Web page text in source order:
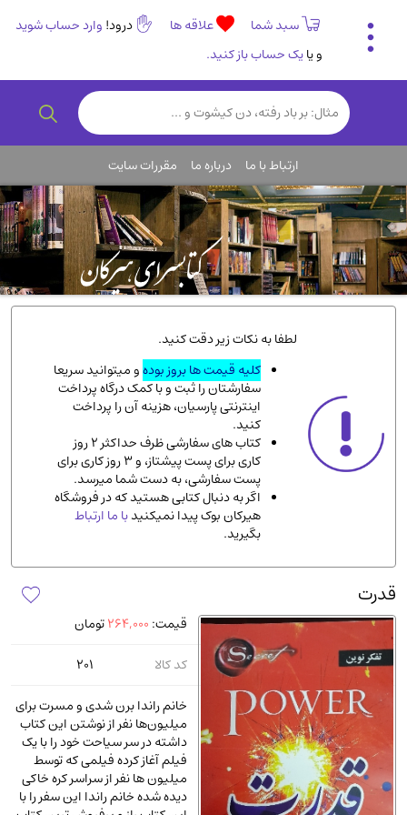
سبد شما علاقه ها درود! وارد حساب شوید
و یایک حساب باز کنید.
تاریخی و فرهنگی
(838)
رمان و داستان ایرانی(307)
روانشناسی(357)
انگلیسی و زبان خارجی(14)
کودکان و نوجوانان(76)
کتب نادر و کمیاب(19)
روانشناسی(112)
طب گیاهی و سنتی(45)
فلسفه و جامعه شناسی(151)
ادبیات و شعر
ادیان و مذاهب
دانشگاهی و آموزشی
اقتصادی، بازاریابی و مالی(56)
پزشکی(140)
کامپیوتر و نرم افزار
ورزشی و تربیت بدنی(34)
آشپزی و خوراکی(25)
سرگرمی و بازی(7)
سیاسی(116)
رمان و داستان خارجی(489)
حقوقی و قانون
کتاب های مصور رنگی و گلاسه(23)
ارتباط با ما درباره ما مقررات سایت
لطفا به نکات زیر دقت کنید.
کلیه قیمت ها بروز بودهو میتوانید سریعا
سفارشتان را ثبت و با کمک درگاه پرداخت
اینترنتی پارسیان، هزینه آن را پرداخت
کنید.
کتاب های سفارشی ظرف حداکثر 2 روز
کاری برای پست پیشتاز، و 3 روز کاری برای
پست سفارشی، به دست شما میرسد.
اگر به دنبال کتابی هستید که در فروشگاه
هیرکان بوک پیدا نمیکنیدبا ما ارتباط
بگیرید.
قدرت
قیمت: 264,000تومان
کد کالا
201
خانم راندا برن شدی و مسرت برای
میلیون‌ها نفر از نوشتن این کتاب
داشته در سر سیاحت خود را با یک
فیلم آغاز کرده فیلمی که توسط
میلیون ها نفر از سراسر کره خاکی
دیده شده خانم راندا این سفر را با